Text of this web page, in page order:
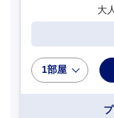
大
1部屋